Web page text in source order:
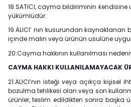
18.SATICI, cayma bildiriminin kendisine
yükümlüdür.
19.ALICI’ nın kusurundan
içinde malın veya ürünün usulüne
20.Cayma hakkının kullanılması
CAYMA HAKKI KULLANILAMAYACAK
21.ALICI’nın isteği veya açıkça
bozulma tehlikesi olan veya son
ürünler, teslim edildikten sonra başka